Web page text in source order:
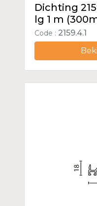
Dichting
lg 1 m
Code : 2159.4.1